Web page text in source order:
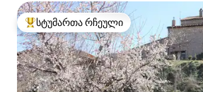
სტუმართა რჩეული მოწინავე ვარიანტი
სტუმართა რჩეული